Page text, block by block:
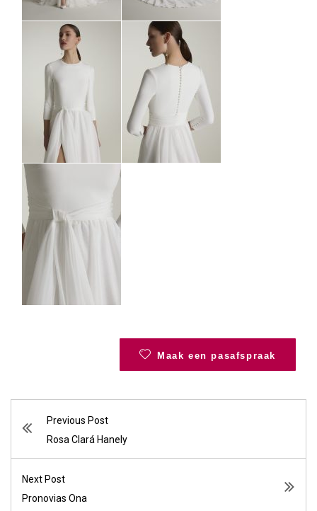
Maak een pasafspraak
Previous Post
Rosa Clará Hanely
Next Post
Pronovias Ona